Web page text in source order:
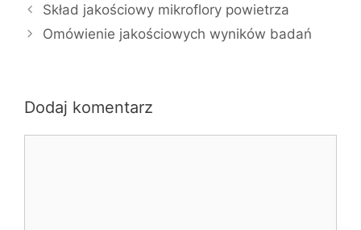
Skład jakościowy mikroflory powietrza
Omówienie jakościowych wyników badań
Dodaj komentarz